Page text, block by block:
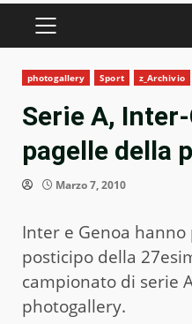
PRIMARY
photogallery Sport z_Archivio
Serie A,
pagelle della
Marzo 7, 2010
Inter e Genoa
posticipo della
campionato di serie
photogallery.